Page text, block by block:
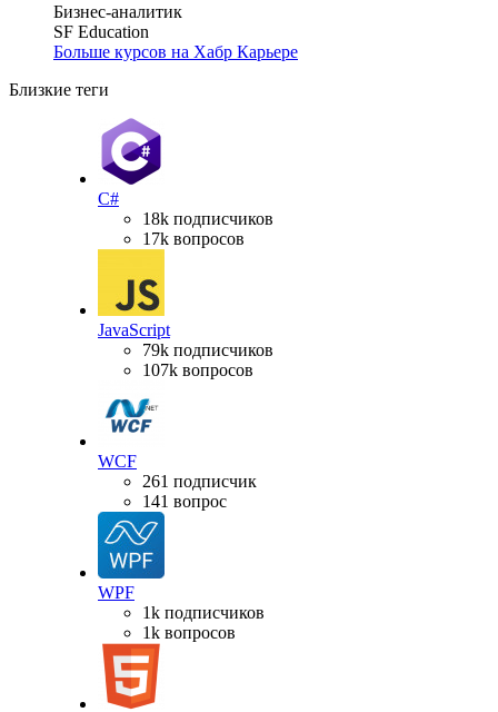
Бизнес-аналитик
SF Education
Больше курсов на Хабр Карьере
Близкие теги
C#
18k подписчиков
17k вопросов
JavaScript
79k подписчиков
107k вопросов
WCF
261 подписчик
141 вопрос
WPF
1k подписчиков
1k вопросов